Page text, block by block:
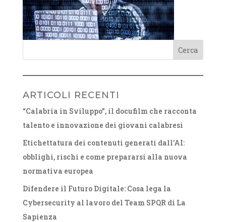
ARTICOLI RECENTI
“Calabria in Sviluppo”, il docufilm che racconta
talento e innovazione dei giovani calabresi
Etichettatura dei contenuti generati dall’AI:
obblighi, rischi e come prepararsi alla nuova
normativa europea
Difendere il Futuro Digitale: Cosa lega la
Cybersecurity al lavoro del Team SPQR di La
Sapienza